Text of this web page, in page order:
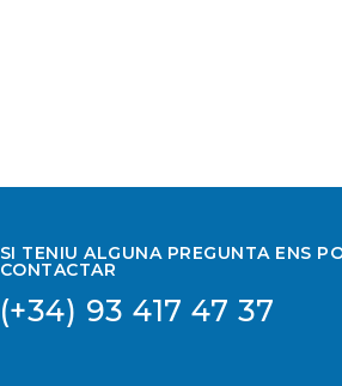
SI TENIU ALGUNA PREGUNTA ENS
CONTACTAR
(+34) 93 417 47 37